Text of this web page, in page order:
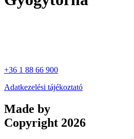
+36 1 88 66 900
Adatkezelési tájékoztató
Made by
Copyright 2026